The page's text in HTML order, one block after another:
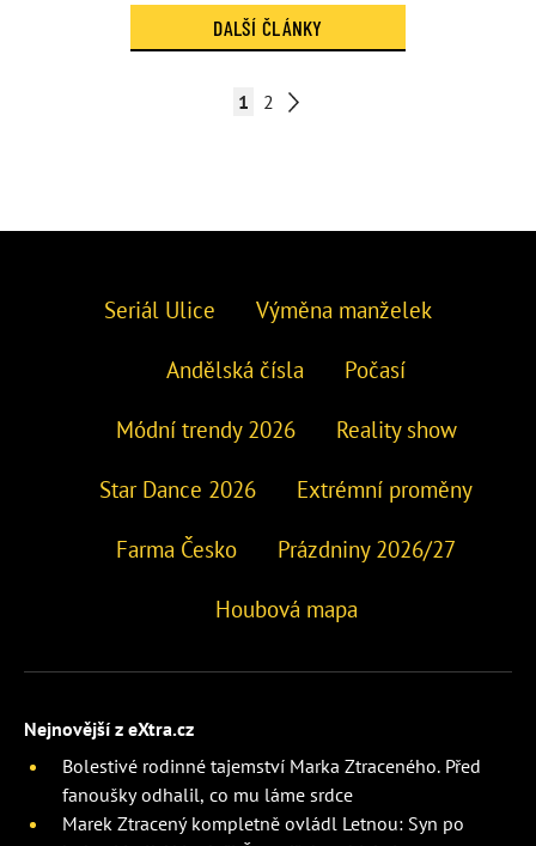
DALŠÍ ČLÁNKY
1 2
Seriál Ulice Výměna manželek
Andělská čísla Počasí
Módní trendy 2026 Reality show
Star Dance 2026 Extrémní proměny
Farma Česko Prázdniny 2026/27
Houbová mapa
Nejnovější z eXtra.cz
Bolestivé rodinné tajemství Marka Ztraceného. Před
fanoušky odhalil, co mu láme srdce
Marek Ztracený kompletně ovládl Letnou: Syn po